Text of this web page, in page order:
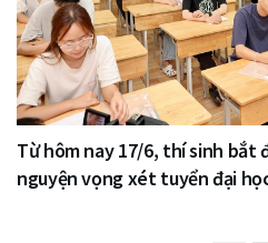
Từ hôm nay 17/6, thí sinh bắt
nguyện vọng xét tuyển đại